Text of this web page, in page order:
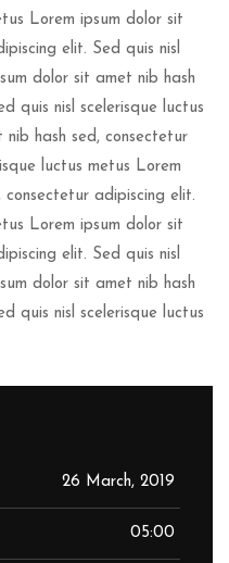
Lorem ipsum dolor sit
elit. Sed quis nisl
dolor sit amet nib hash
quis nisl scelerisque luctus
hash sed, consectetur
luctus metus Lorem
adipiscing elit.
Lorem ipsum dolor sit
elit. Sed quis nisl
dolor sit amet nib hash
quis nisl scelerisque luctus
26 March, 2019
05:00